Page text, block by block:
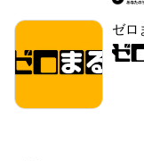
ゼロ